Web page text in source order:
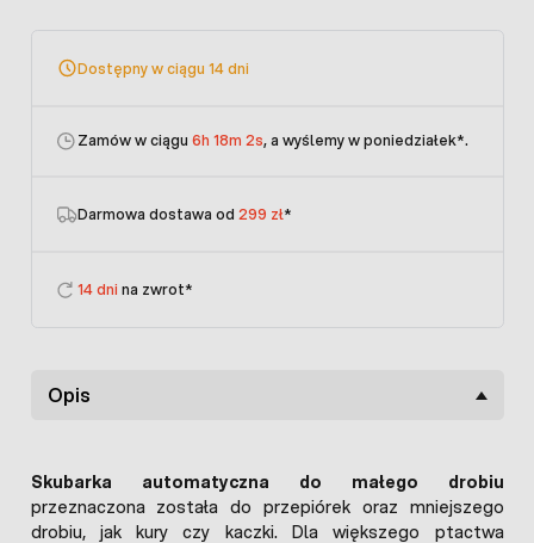
Dostępny w ciągu 14 dni
Zamów w ciągu 6h 18m 2s, a wyślemy w poniedziałek*.
Darmowa dostawa od 299 zł*
14 dni na zwrot*
Opis
Skubarka automatyczna do małego drobiu
przeznaczona została do przepiórek oraz mniejszego
drobiu, jak kury czy kaczki. Dla większego ptactwa